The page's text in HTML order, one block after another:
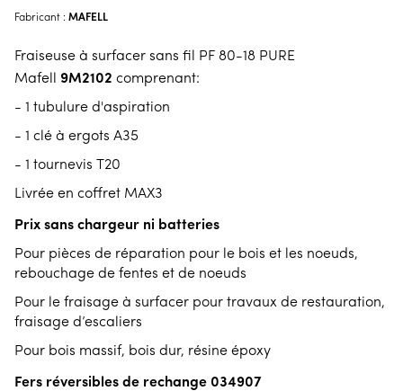
Fabricant : MAFELL
Fraiseuse à surfacer sans fil PF 80-18 PURE
Mafell 9M2102 comprenant:
- 1 tubulure d'aspiration
- 1 clé à ergots A35
- 1 tournevis T20
Livrée en coffret MAX3
Prix sans chargeur ni batteries
Pour pièces de réparation pour le bois et les noeuds,
rebouchage de fentes et de noeuds
Pour le fraisage à surfacer pour travaux de restauration,
fraisage d’escaliers
Pour bois massif, bois dur, résine époxy
Fers réversibles de rechange 034907